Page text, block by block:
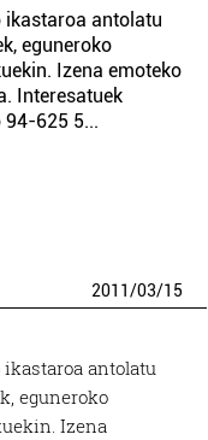
ikastaroa antolatu
eguneroko
Izena emoteko
Interesatuek
94-625 5...
2011/03/15
antolatu
eguneroko
Izena